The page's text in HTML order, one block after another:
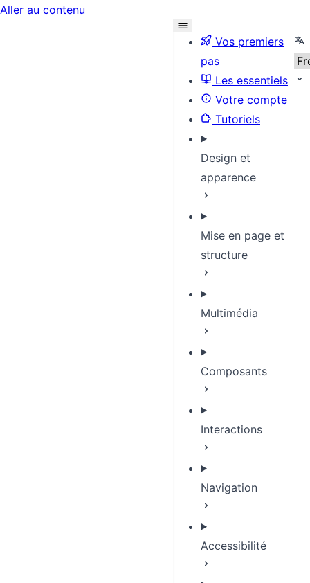
Aller au contenu
Vos premiers
pas
Les essentiels
Votre compte
Tutoriels
Design et
apparence
Mise en page et
structure
Multimédia
Composants
Interactions
Navigation
Accessibilité